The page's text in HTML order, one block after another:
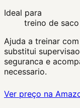
Ideal para
treino de
Ajuda a treinar
substitui
seguranca e
necessario.
Ver preço na